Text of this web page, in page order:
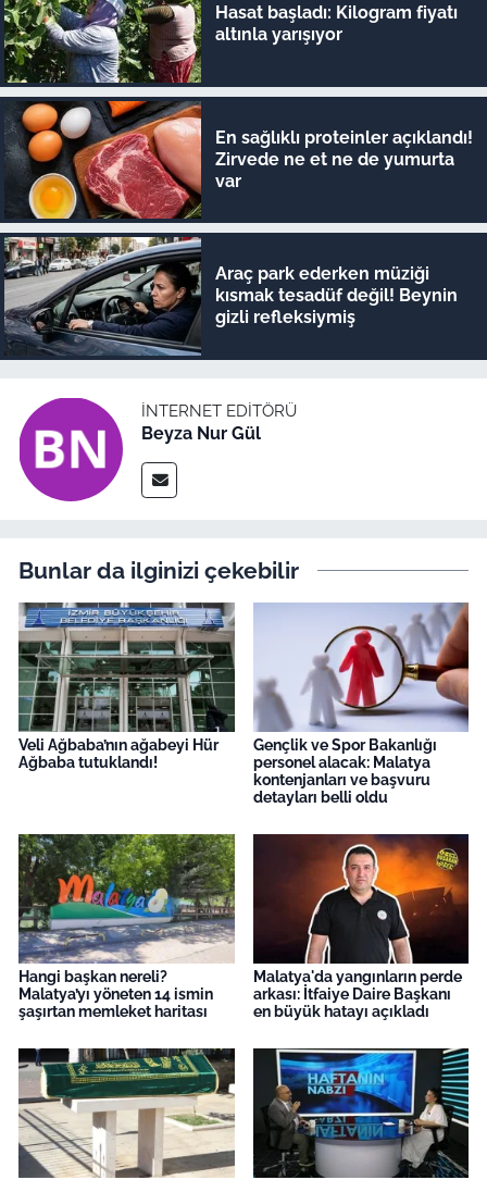
Hasat başladı: Kilogram fiyatı
altınla yarışıyor
En sağlıklı proteinler açıklandı!
Zirvede ne et ne de yumurta
var
Araç park ederken müziği
kısmak tesadüf değil! Beynin
gizli refleksiymiş
İNTERNET EDITÖRÜ
Beyza Nur Gül
Bunlar da ilginizi çekebilir
Veli Ağbaba’nın ağabeyi Hür
Ağbaba tutuklandı!
Gençlik ve Spor Bakanlığı
personel alacak: Malatya
kontenjanları ve başvuru
detayları belli oldu
Hangi başkan nereli?
Malatya’yı yöneten 14 ismin
şaşırtan memleket haritası
Malatya'da yangınların perde
arkası: İtfaiye Daire Başkanı
en büyük hatayı açıkladı